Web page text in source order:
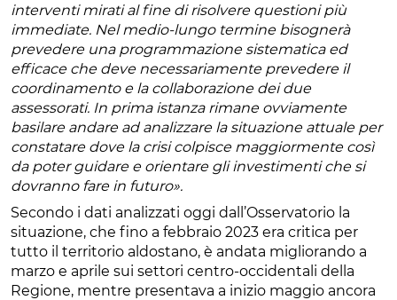
interventi mirati al fine di risolvere questioni più
immediate. Nel medio-lungo termine bisognerà
prevedere una programmazione sistematica ed
efficace che deve necessariamente prevedere il
coordinamento e la collaborazione dei due
assessorati. In prima istanza rimane ovviamente
basilare andare ad analizzare la situazione attuale per
constatare dove la crisi colpisce maggiormente così
da poter guidare e orientare gli investimenti che si
dovranno fare in futuro».
Secondo i dati analizzati oggi dall’Osservatorio la
situazione, che fino a febbraio 2023 era critica per
tutto il territorio aldostano, è andata migliorando a
marzo e aprile sui settori centro-occidentali della
Regione, mentre presentava a inizio maggio ancora